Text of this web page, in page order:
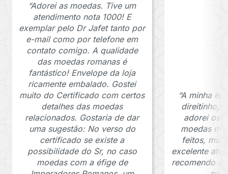
“Adorei as moedas. Tive um
atendimento nota 1000! E
exemplar pelo Dr Jafet tanto por
e-mail como por telefone em
contato comigo. A qualidade
das moedas romanas é
fantástico! Envelope da loja
ricamente embalado. Gostei
muito do Certificado com certos
detalhes das moedas
relacionados. Gostaria de dar
uma sugestão: No verso do
certificado se existe a
possibilidade do Sr, no caso
moedas com a éfige de
“A minha
direitinho,
adorei os
moedas
feitos,
excelente
recomendo o